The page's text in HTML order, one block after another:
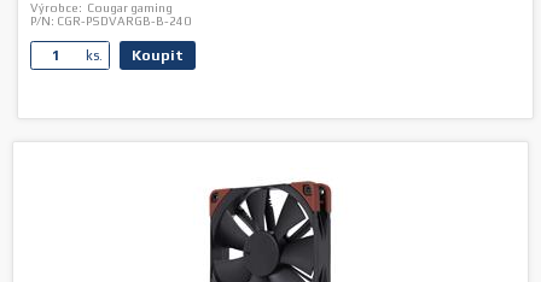
Výrobce: Cougar gaming
P/N: CGR-PSDVARGB-B-240
ks. Koupit